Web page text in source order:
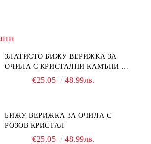
ЗЛАТИСТО БИЖУ ВЕРИЖКА ЗА
ОЧИЛА С КРИСТАЛНИ КАМЪНИ И
€25.05 48.99лв.
БИЖУ ВЕРИЖКА ЗА ОЧИЛА С
РОЗОВ КРИСТАЛ
€25.05 48.99лв.